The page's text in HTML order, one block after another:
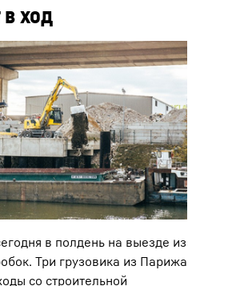
ход
в полдень на выезде из
Три грузовика из Парижа
со строительной